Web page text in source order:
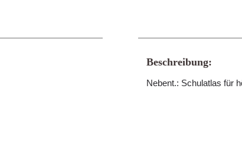
Beschreibung:
Nebent.: Schulatlas für